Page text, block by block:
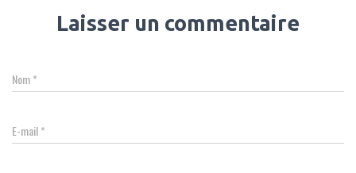
Laisser un commentaire
Nom*
E-mail*